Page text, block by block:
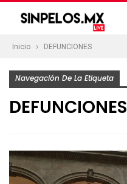
Inicio DEFUNCIONES
Navegación De La Etiqueta
DEFUNCIONES